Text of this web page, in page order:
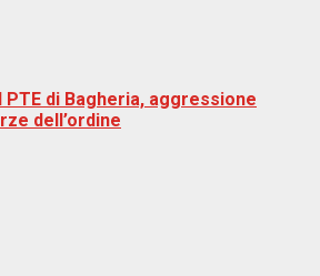
PTE di Bagheria, aggressione
dell’ordine